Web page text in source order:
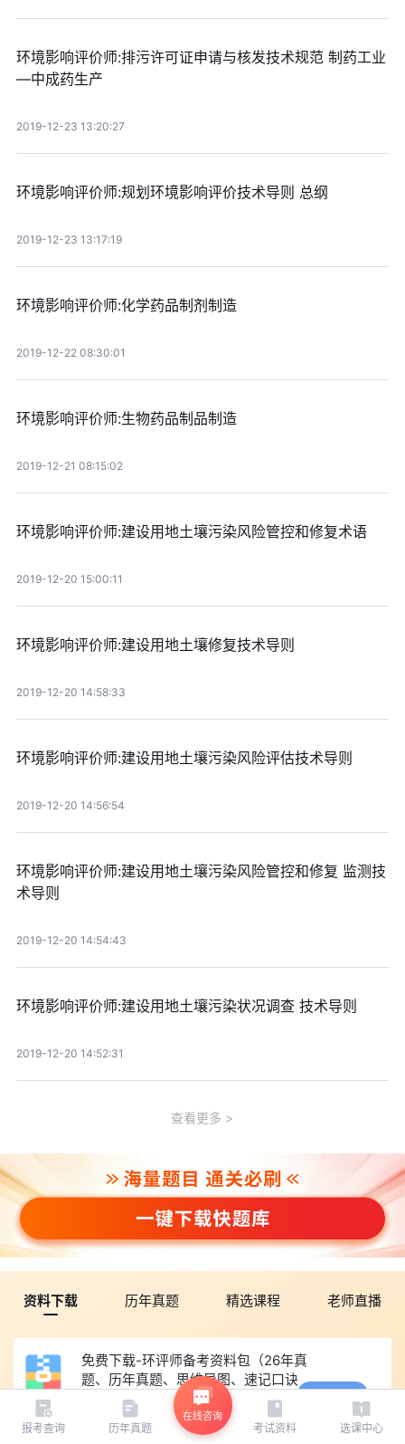
环境影响评价师:排污许可证申请与核发技术规范 制药工业
—中成药生产
2019-12-23 13:20:27
环境影响评价师:规划环境影响评价技术导则 总纲
2019-12-23 13:17:19
环境影响评价师:化学药品制剂制造
2019-12-22 08:30:01
环境影响评价师:生物药品制品制造
2019-12-21 08:15:02
环境影响评价师:建设用地土壤污染风险管控和修复术语
2019-12-20 15:00:11
环境影响评价师:建设用地土壤修复技术导则
2019-12-20 14:58:33
环境影响评价师:建设用地土壤污染风险评估技术导则
2019-12-20 14:56:54
环境影响评价师:建设用地土壤污染风险管控和修复 监测技
术导则
2019-12-20 14:54:43
环境影响评价师:建设用地土壤污染状况调查 技术导则
2019-12-20 14:52:31
查看更多
资料下载 历年真题 精选课程 老师直播
免费下载-环评师备考资料包（26年真
题、历年真题、思维导图、速记口诀
69.39MB 下载数49 查看
报考查询 历年真题
在线咨询
考试资料 选课中心